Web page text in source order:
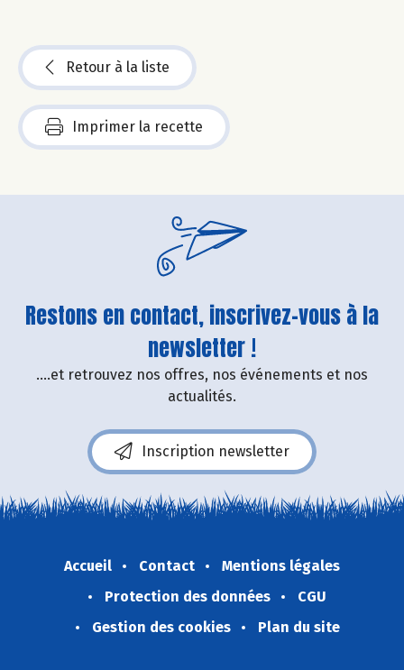
Retour à la liste
Imprimer la recette
Restons en contact, inscrivez-vous à la
newsletter !
....et retrouvez nos offres, nos événements et nos
actualités.
Inscription newsletter
Accueil Contact
Mentions légales
Protection des données
CGU
Gestion des cookies
Plan du site